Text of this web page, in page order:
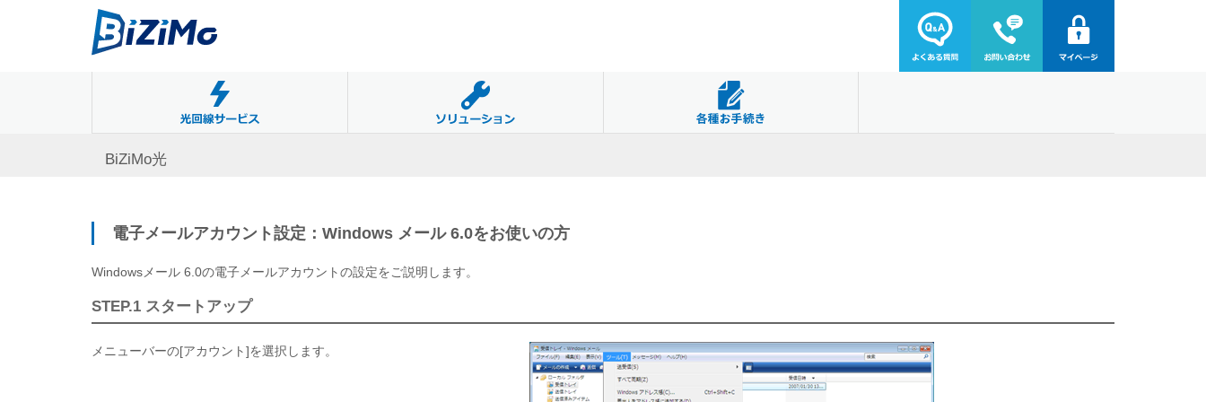
BiZiMo光
電子メールアカウント設定：Windows メール 6.0をお使いの方
Windowsメール 6.0の電子メールアカウントの設定をご説明します。
STEP.1 スタートアップ
メニューバーの[アカウント]を選択します。